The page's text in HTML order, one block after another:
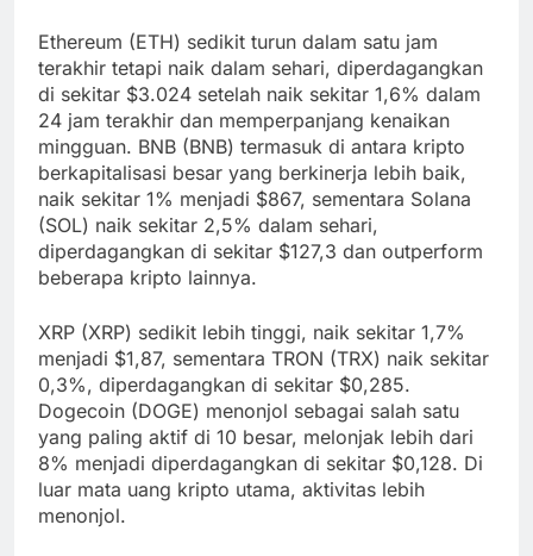
Ethereum (ETH) sedikit turun dalam satu jam
terakhir tetapi naik dalam sehari, diperdagangkan
di sekitar $3.024 setelah naik sekitar 1,6% dalam
24 jam terakhir dan memperpanjang kenaikan
mingguan. BNB (BNB) termasuk di antara kripto
berkapitalisasi besar yang berkinerja lebih baik,
naik sekitar 1% menjadi $867, sementara Solana
(SOL) naik sekitar 2,5% dalam sehari,
diperdagangkan di sekitar $127,3 dan outperform
beberapa kripto lainnya.
XRP (XRP) sedikit lebih tinggi, naik sekitar 1,7%
menjadi $1,87, sementara TRON (TRX) naik sekitar
0,3%, diperdagangkan di sekitar $0,285.
Dogecoin (DOGE) menonjol sebagai salah satu
yang paling aktif di 10 besar, melonjak lebih dari
8% menjadi diperdagangkan di sekitar $0,128. Di
luar mata uang kripto utama, aktivitas lebih
menonjol.